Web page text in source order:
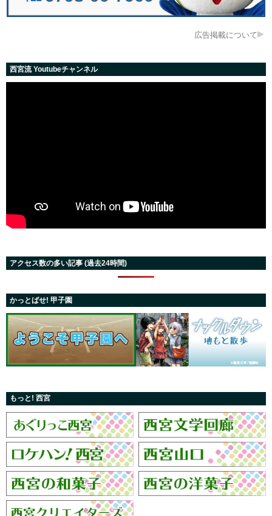
広告掲載について
西宮流 Youtubeチャンネル
アクセス数の多い記事 (過去24時間)
かっとばせ! 甲子園
もっと! 西宮